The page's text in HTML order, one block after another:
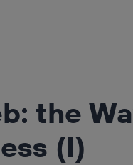
the
(I)